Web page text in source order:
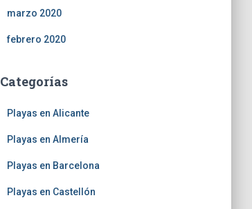
marzo 2020
febrero 2020
Categorías
Playas en Alicante
Playas en Almería
Playas en Barcelona
Playas en Castellón